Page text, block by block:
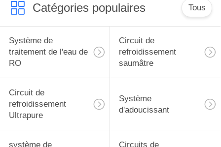
Catégories populaires Tous
Système de
traitement de l'eau de
RO
Circuit de
refroidissement
saumâtre
Circuit de
refroidissement
Ultrapure
Système
d'adoucissant
système de Circuits de